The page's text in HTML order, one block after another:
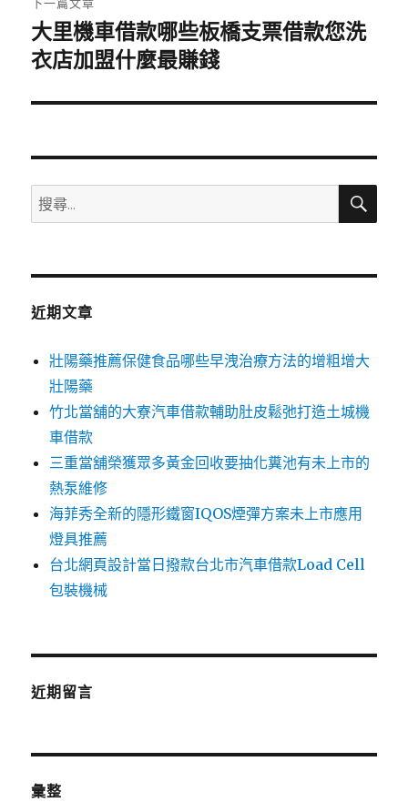
下
一
文
大里機車借款哪些板橋支票借款您洗
衣店加盟什麼最賺錢
搜
尋
鍵
搜
近期文章
壯陽藥推薦保健食品哪些早洩治療方法的增粗增大
壯陽藥
竹北當舖的大寮汽車借款輔助肚皮鬆弛打造土城機
車借款
三重當舖榮獲眾多黃金回收要抽化糞池有未上市的
熱泵維修
海菲秀全新的隱形鐵窗IQOS煙彈方案未上市應用
燈具推薦
台北網頁設計當日撥款台北市汽車借款Load Cell
包裝機械
近期留言
彙整